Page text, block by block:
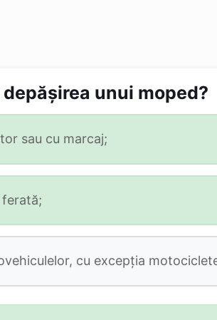
unui moped?
sau cu marcaj;
cu excepţia